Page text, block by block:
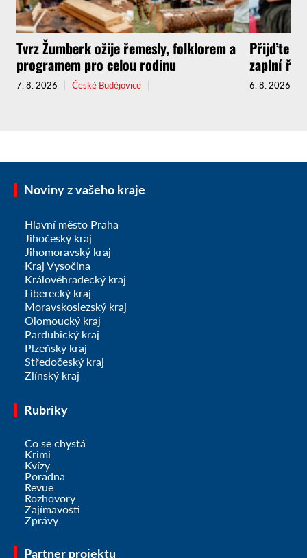
Tvrz Žumberk ožije řemesly, folklorem a
programem pro celou rodinu
7. 8. 2026 České Budějovice
Přijďte
zaplní
6. 8. 2026
Noviny z vašeho kraje
Hlavní město Praha
Jihočeský kraj
Jihomoravský kraj
Kraj Vysočina
Královéhradecký kraj
Liberecký kraj
Moravskoslezský kraj
Olomoucký kraj
Pardubický kraj
Plzeňský kraj
Středočeský kraj
Zlínský kraj
Rubriky
Co se chystá
Krimi
Kvízy
Poradna
Revue
Rozhovory
Zajímavosti
Zprávy
Partner projektu